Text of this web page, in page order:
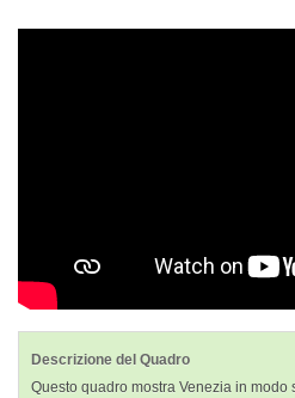
Descrizione del Quadro
Questo quadro mostra Venezia in modo